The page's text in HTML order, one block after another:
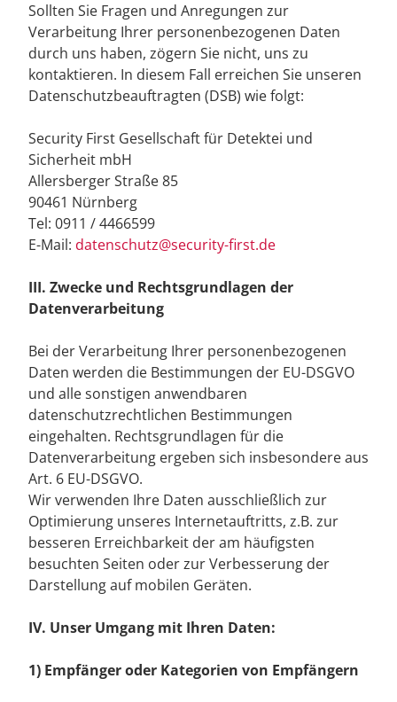
Sollten Sie Fragen und Anregungen zur
Verarbeitung Ihrer personenbezogenen Daten
durch uns haben, zögern Sie nicht, uns zu
kontaktieren. In diesem Fall erreichen Sie unseren
Datenschutzbeauftragten (DSB) wie folgt:
Security First Gesellschaft für Detektei und
Sicherheit mbH
Allersberger Straße 85
90461 Nürnberg
Tel: 0911 / 4466599
E-Mail: datenschutz@security-first.de
III. Zwecke und Rechtsgrundlagen der
Datenverarbeitung
Bei der Verarbeitung Ihrer personenbezogenen
Daten werden die Bestimmungen der EU-DSGVO
und alle sonstigen anwendbaren
datenschutzrechtlichen Bestimmungen
eingehalten. Rechtsgrundlagen für die
Datenverarbeitung ergeben sich insbesondere aus
Art. 6 EU-DSGVO.
Wir verwenden Ihre Daten ausschließlich zur
Optimierung unseres Internetauftritts, z.B. zur
besseren Erreichbarkeit der am häufigsten
besuchten Seiten oder zur Verbesserung der
Darstellung auf mobilen Geräten.
IV. Unser Umgang mit Ihren Daten:
1) Empfänger oder Kategorien von Empfängern